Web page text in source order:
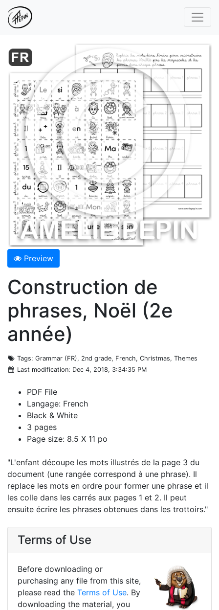
Preview
Construction de
phrases, Noël (2e
année)
Tags: Grammar (FR), 2nd grade, French, Christmas, Themes
Last modification: Dec 4, 2018, 3:34:35 PM
PDF File
Langage: French
Black & White
3 pages
Page size: 8.5 X 11 po
"L'enfant découpe les mots illustrés de la page 3 du
document (une rangée correspond à une phrase). Il
replace les mots en ordre pour former une phrase et il
les colle dans les carrés aux pages 1 et 2. Il peut
ensuite écrire les phrases obtenues dans les trottoirs."
Terms of Use
Before downloading or
purchasing any file from this site,
please read the Terms of Use. By
downloading the material, you